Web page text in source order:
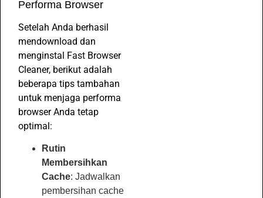
Performa Browser
Setelah Anda berhasil
mendownload dan
menginstal Fast Browser
Cleaner, berikut adalah
beberapa tips tambahan
untuk menjaga performa
browser Anda tetap
optimal:
Rutin
Membersihkan
Cache: Jadwalkan
pembersihan cache